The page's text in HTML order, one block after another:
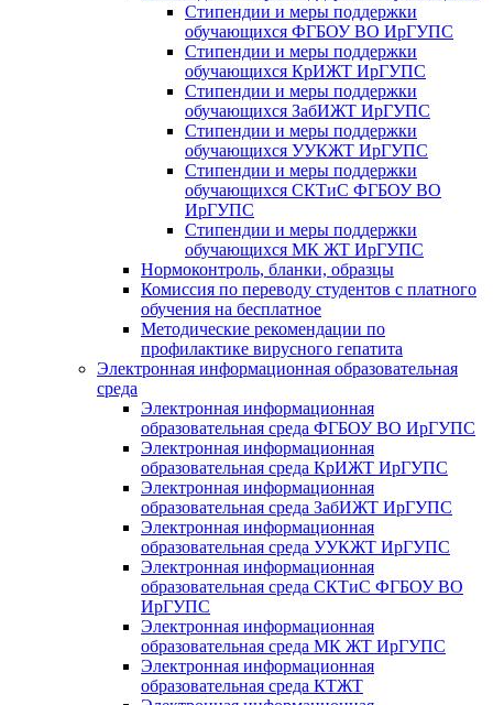
Стипендии и меры поддержки
обучающихся ФГБОУ ВО ИрГУПС
Стипендии и меры поддержки
обучающихся КрИЖТ ИрГУПС
Стипендии и меры поддержки
обучающихся ЗабИЖТ ИрГУПС
Стипендии и меры поддержки
обучающихся УУКЖТ ИрГУПС
Стипендии и меры поддержки
обучающихся СКТиС ФГБОУ ВО
ИрГУПС
Стипендии и меры поддержки
обучающихся МК ЖТ ИрГУПС
Нормоконтроль, бланки, образцы
Комиссия по переводу студентов с платного
обучения на бесплатное
Методические рекомендации по
профилактике вирусного гепатита
Электронная информационная образовательная
среда
Электронная информационная
образовательная среда ФГБОУ ВО ИрГУПС
Электронная информационная
образовательная среда КрИЖТ ИрГУПС
Электронная информационная
образовательная среда ЗабИЖТ ИрГУПС
Электронная информационная
образовательная среда УУКЖТ ИрГУПС
Электронная информационная
образовательная среда СКТиС ФГБОУ ВО
ИрГУПС
Электронная информационная
образовательная среда МК ЖТ ИрГУПС
Электронная информационная
образовательная среда КТЖТ